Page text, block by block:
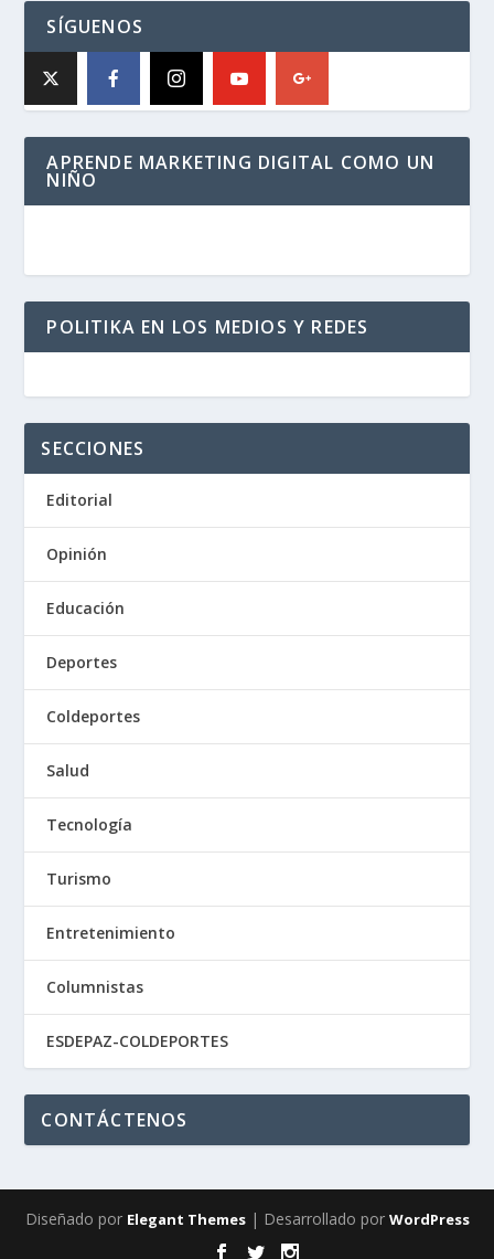
SÍGUENOS
APRENDE MARKETING DIGITAL COMO UN
NIÑO
POLITIKA EN LOS MEDIOS Y REDES
SECCIONES
Editorial
Opinión
Educación
Deportes
Coldeportes
Salud
Tecnología
Turismo
Entretenimiento
Columnistas
ESDEPAZ-COLDEPORTES
CONTÁCTENOS
Diseñado por Elegant Themes| Desarrollado por WordPress